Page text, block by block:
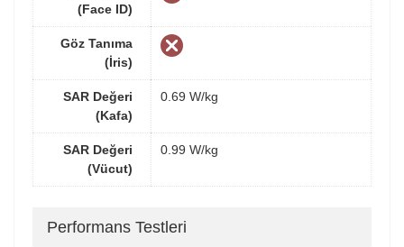
(Face ID)
Göz Tanıma
(İris)
SAR Değeri
(Kafa)
0.69 W/kg
SAR Değeri
(Vücut)
0.99 W/kg
Performans Testleri